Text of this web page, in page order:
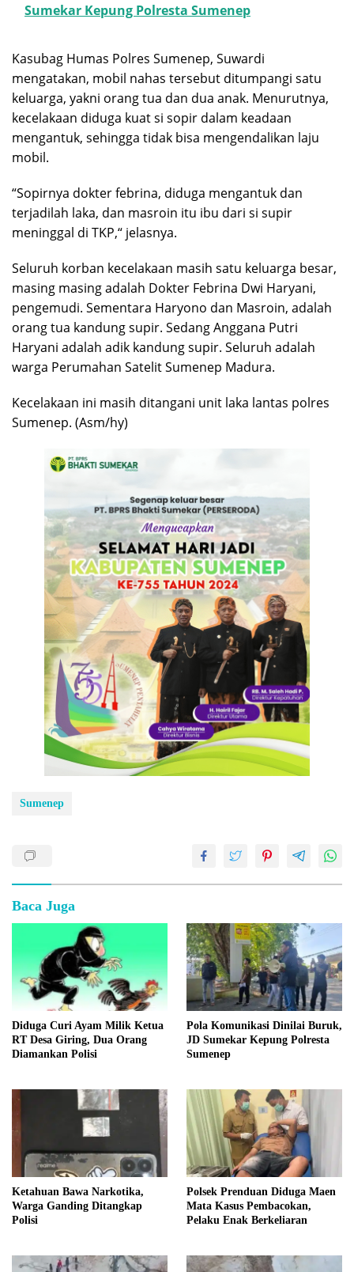
Sumekar Kepung Polresta Sumenep
Kasubag Humas Polres Sumenep, Suwardi
mengatakan, mobil nahas tersebut ditumpangi satu
keluarga, yakni orang tua dan dua anak. Menurutnya,
kecelakaan diduga kuat si sopir dalam keadaan
mengantuk, sehingga tidak bisa mengendalikan laju
mobil.
“Sopirnya dokter febrina, diduga mengantuk dan
terjadilah laka, dan masroin itu ibu dari si supir
meninggal di TKP,“ jelasnya.
Seluruh korban kecelakaan masih satu keluarga besar,
masing masing adalah Dokter Febrina Dwi Haryani,
pengemudi. Sementara Haryono dan Masroin, adalah
orang tua kandung supir. Sedang Anggana Putri
Haryani adalah adik kandung supir. Seluruh adalah
warga Perumahan Satelit Sumenep Madura.
Kecelakaan ini masih ditangani unit laka lantas polres
Sumenep. (Asm/hy)
Sumenep
Baca Juga
Diduga Curi Ayam Milik Ketua
RT Desa Giring, Dua Orang
Diamankan Polisi
Pola Komunikasi Dinilai Buruk,
JD Sumekar Kepung Polresta
Sumenep
Ketahuan Bawa Narkotika,
Warga Ganding Ditangkap
Polisi
Polsek Prenduan Diduga Maen
Mata Kasus Pembacokan,
Pelaku Enak Berkeliaran